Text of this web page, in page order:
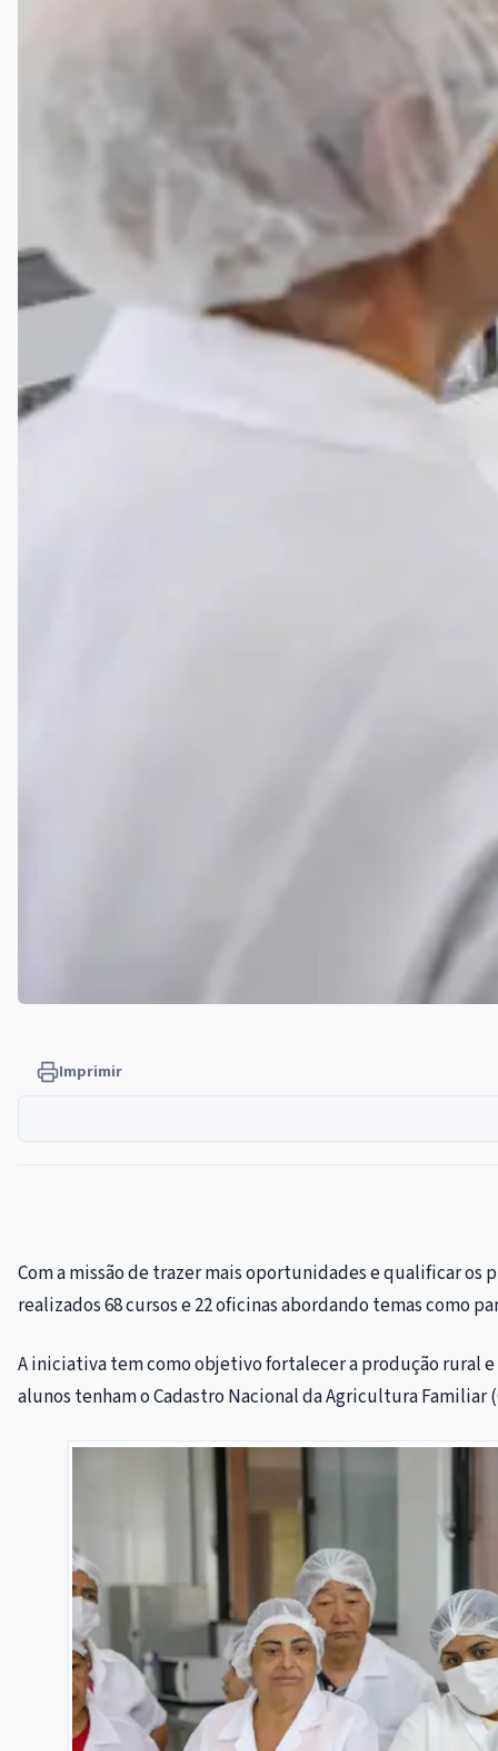
Imprimir
Com a missão de trazer mais oportunidades e qualificar os
realizados 68 cursos e 22 oficinas abordando temas como
A iniciativa tem como objetivo fortalecer a produção rural
alunos tenham o Cadastro Nacional da Agricultura Familiar